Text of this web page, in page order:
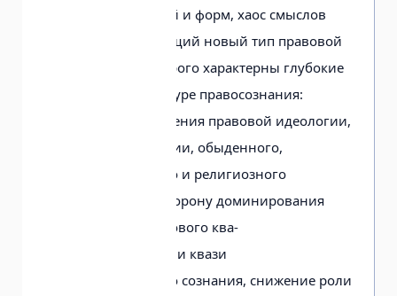
смешение традиций и форм, хаос смыслов
поведения, создающий новый тип правовой
культуры, для которого характерны глубокие
изменения в структуре правосознания:
смещение соотношения правовой идеологии,
правовой психологии, обыденного,
профессионального и религиозного
правосознания в сторону доминирования
усредненного массового ква-
зиидеологического и квази
профессионального сознания, снижение роли